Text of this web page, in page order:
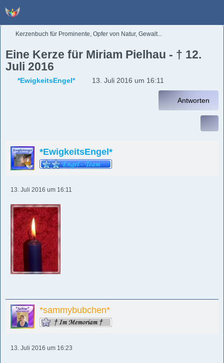
Kerzenbuch für Prominente, Opfer von Natur, Gewalt...
Eine Kerze für Miriam Pielhau - † 12.
Juli 2016
*EwigkeitsEngel* 13. Juli 2016 um 16:11
Antworten
*EwigkeitsEngel*
13. Juli 2016 um 16:11
*sammybubchen*
13. Juli 2016 um 16:23